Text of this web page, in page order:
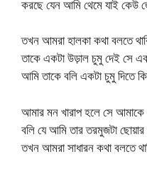
করছে যেন আমি থেমে যাই কেউ
তখন আমরা হালকা কথা বলতে
তাকে একটা উড়াল চুমু দেই সে
আমি তাকে বলি একটা চুমু দিতে
আমার মন খারাপ হলে সে
বলি যে আমি তার তরমুজটা
তখন আমরা সাধারন কথা বলতে